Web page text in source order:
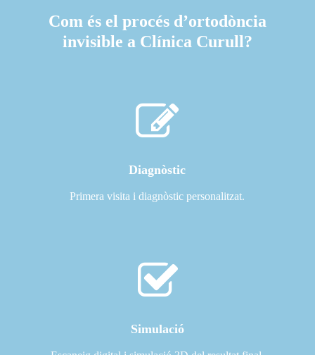
Com és el procés d’ortodòncia
invisible a Clínica Curull?
Diagnòstic
Primera visita i diagnòstic personalitzat.
Simulació